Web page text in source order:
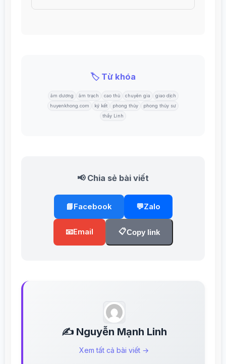
🏷️ Từ khóa
âm dương âm trạch cao thủ chuyên gia
giao dịch
huyenkhong.com
ký kết phong thủy
phong thủy sư
thầy Linh
📢 Chia sẻ bài viết
📘Facebook 💬Zalo
📧Email 📋Copy link
✍️ Nguyễn Mạnh Linh
Xem tất cả bài viết →